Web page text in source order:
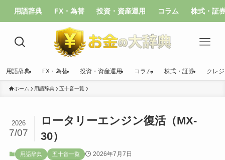
用語辞典 FX・為替 投資・資産運用 コラム 株式・証
用語辞典 FX・為替 投資・資産運用 コラム 株式・証券 クレ
ホーム 用語辞典 五十音一覧
ロータリーエンジン復活（MX-
30）
2026
7/07
用語辞典 五十音一覧 2026年7月7日